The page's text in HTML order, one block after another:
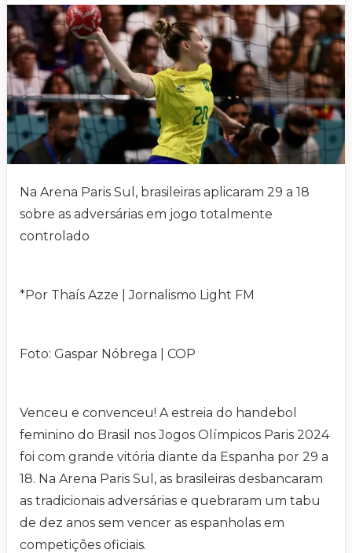
Na Arena Paris Sul, brasileiras aplicaram 29 a 18
sobre as adversárias em jogo totalmente
controlado
*Por Thaís Azze | Jornalismo Light FM
Foto: Gaspar Nóbrega | COP
Venceu e convenceu! A estreia do handebol
feminino do Brasil nos Jogos Olímpicos Paris 2024
foi com grande vitória diante da Espanha por 29 a
18. Na Arena Paris Sul, as brasileiras desbancaram
as tradicionais adversárias e quebraram um tabu
de dez anos sem vencer as espanholas em
competições oficiais.